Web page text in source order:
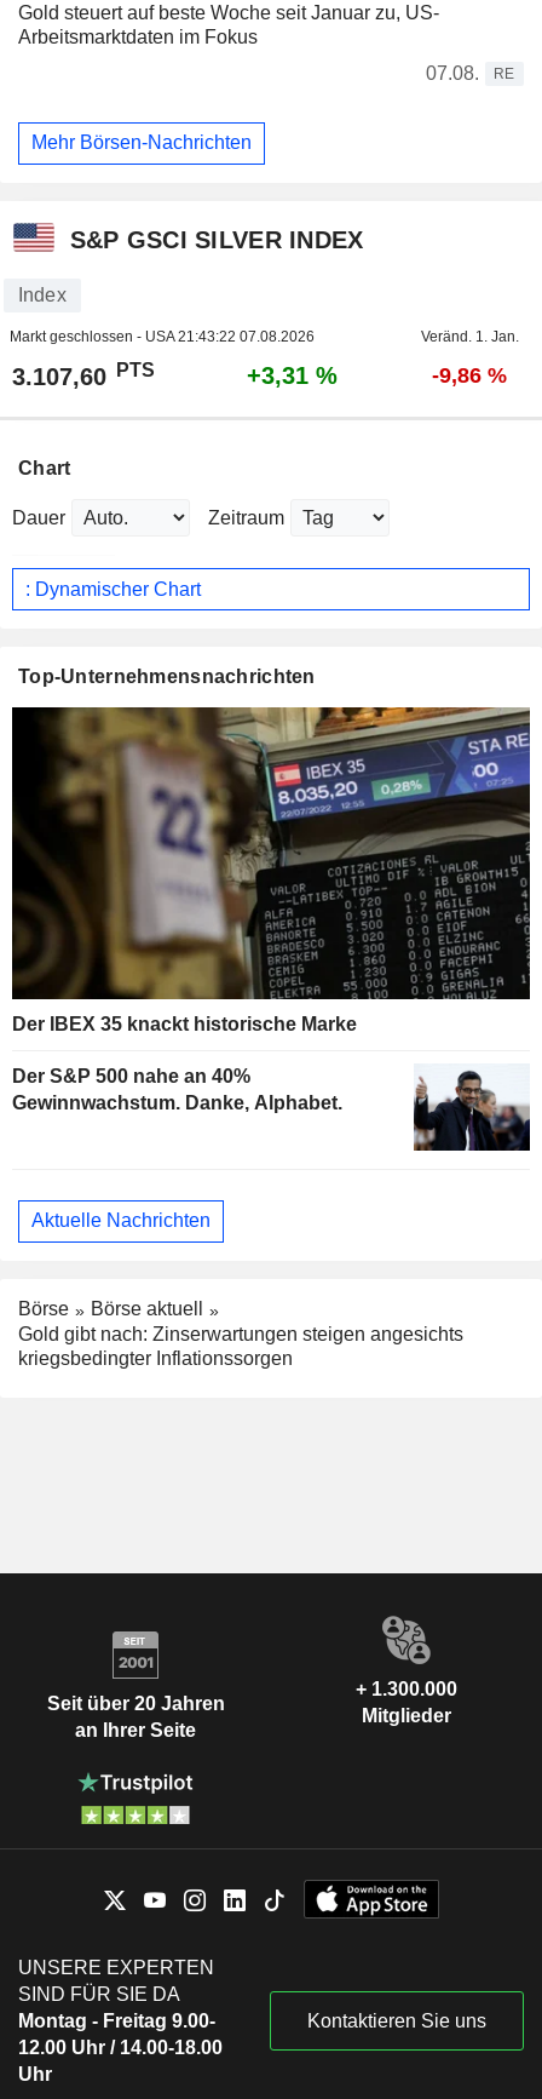
Gold steuert auf beste Woche seit Januar zu, US-
Arbeitsmarktdaten im Fokus
07.08.
RE
Mehr Börsen-Nachrichten
S&P GSCI SILVER INDEX
Index
Markt geschlossen - USA21:43:22 07.08.2026 Veränd. 1. Jan.
3.107,60 PTS +3,31 % -9,86 %
Chart
Dauer Zeitraum
: Dynamischer Chart
Top-Unternehmensnachrichten
Der IBEX 35 knackt historische Marke
Der S&P 500 nahe an 40%
Gewinnwachstum. Danke, Alphabet.
Aktuelle Nachrichten
Börse
Börse aktuell
Gold gibt nach: Zinserwartungen steigen angesichts
kriegsbedingter Inflationssorgen
Seit über 20 Jahren
an Ihrer Seite
+ 1.300.000
Mitglieder
UNSERE EXPERTEN
SIND FÜR SIE DA
Montag - Freitag 9.00-
12.00 Uhr / 14.00-18.00
Uhr
Kontaktieren Sie uns